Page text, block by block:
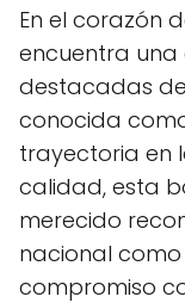
En el corazón
encuentra
destacadas de
conocida
trayectoria en
calidad, esta
merecido
nacional
compromiso